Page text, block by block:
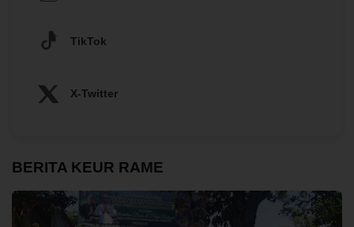
TikTok
X-Twitter
BERITA KEUR RAME